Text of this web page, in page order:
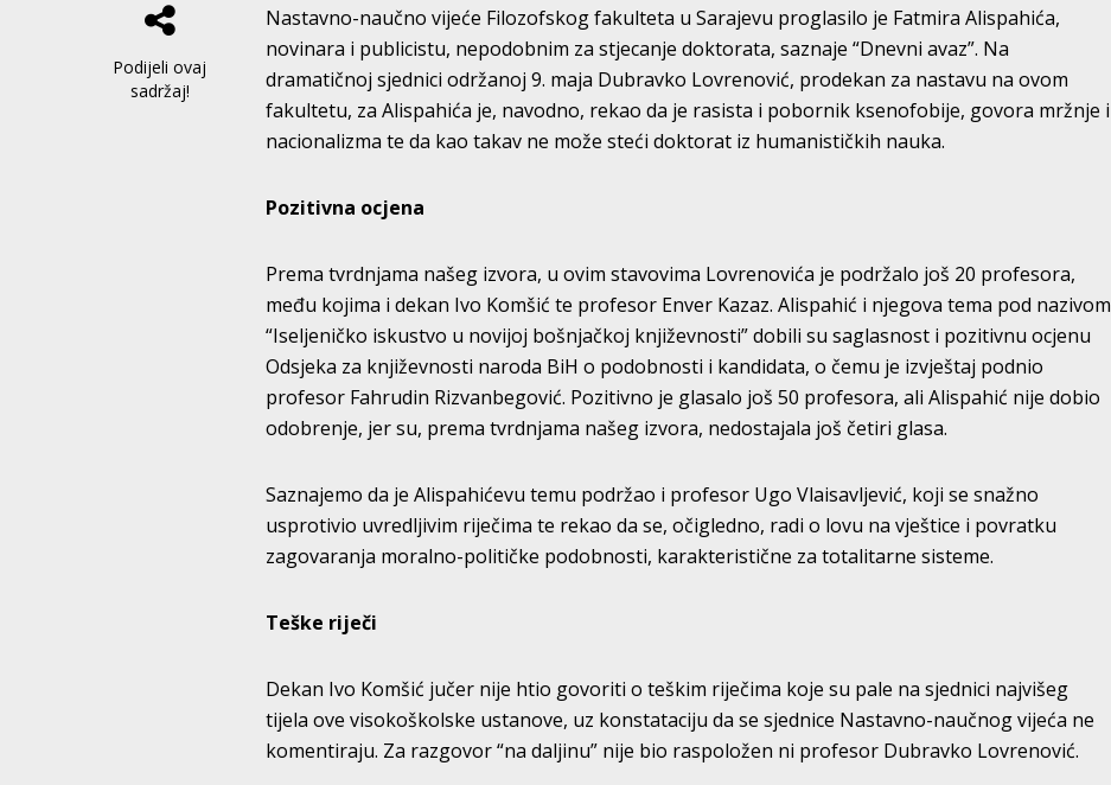
Podijeli ovaj
sadržaj!
Nastavno-naučno vijeće Filozofskog fakulteta u Sarajevu proglasilo je Fatmira Alispahića,
novinara i publicistu, nepodobnim za stjecanje doktorata, saznaje “Dnevni avaz”. Na
dramatičnoj sjednici održanoj 9. maja Dubravko Lovrenović, prodekan za nastavu na ovom
fakultetu, za Alispahića je, navodno, rekao da je rasista i pobornik ksenofobije, govora mržnje i
nacionalizma te da kao takav ne može steći doktorat iz humanističkih nauka.
Pozitivna ocjena
Prema tvrdnjama našeg izvora, u ovim stavovima Lovrenovića je podržalo još 20 profesora,
među kojima i dekan Ivo Komšić te profesor Enver Kazaz. Alispahić i njegova tema pod nazivom
“Iseljeničko iskustvo u novijoj bošnjačkoj književnosti” dobili su saglasnost i pozitivnu ocjenu
Odsjeka za književnosti naroda BiH o podobnosti i kandidata, o čemu je izvještaj podnio
profesor Fahrudin Rizvanbegović. Pozitivno je glasalo još 50 profesora, ali Alispahić nije dobio
odobrenje, jer su, prema tvrdnjama našeg izvora, nedostajala još četiri glasa.
Saznajemo da je Alispahićevu temu podržao i profesor Ugo Vlaisavljević, koji se snažno
usprotivio uvredljivim riječima te rekao da se, očigledno, radi o lovu na vještice i povratku
zagovaranja moralno-političke podobnosti, karakteristične za totalitarne sisteme.
Teške riječi
Dekan Ivo Komšić jučer nije htio govoriti o teškim riječima koje su pale na sjednici najvišeg
tijela ove visokoškolske ustanove, uz konstataciju da se sjednice Nastavno-naučnog vijeća ne
komentiraju. Za razgovor “na daljinu” nije bio raspoložen ni profesor Dubravko Lovrenović.